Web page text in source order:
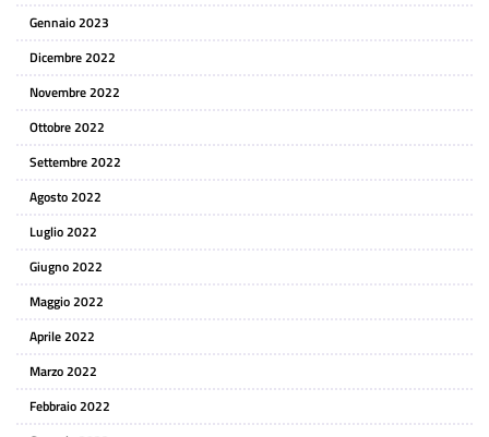
Gennaio 2023
Dicembre 2022
Novembre 2022
Ottobre 2022
Settembre 2022
Agosto 2022
Luglio 2022
Giugno 2022
Maggio 2022
Aprile 2022
Marzo 2022
Febbraio 2022